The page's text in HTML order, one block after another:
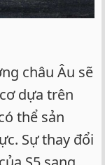
châu Âu sẽ
dựa trên
thể sản
Sự thay đổi